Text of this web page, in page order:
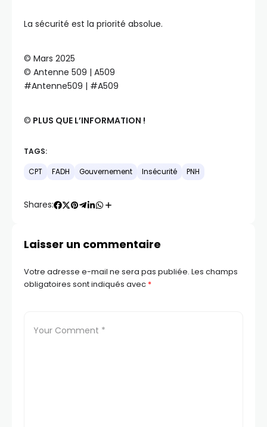
La sécurité est la priorité absolue.
©️ Mars 2025
©️ Antenne 509 | A509
#Antenne509 | #A509
©️ PLUS QUE L’INFORMATION !
TAGS:
CPT FADH Gouvernement Insécurité PNH
Shares:
Laisser un commentaire
Votre adresse e-mail ne sera pas publiée. Les champs
obligatoires sont indiqués avec *